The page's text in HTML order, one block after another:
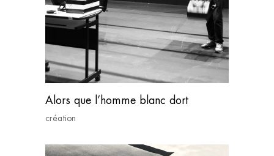
Alors que l’homme blanc dort
création